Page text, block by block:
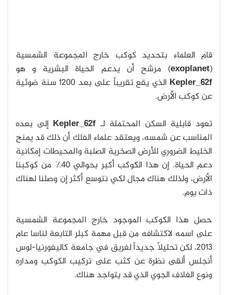
قام العلماء بتحديد كوكب خارج المجموعة الشمسية
(
exoplanet) مرشح أن يدعم الحياة البشرية و هو
Kepler_62f
الذي يقع تقريباً على بعد 1200 سنة ضوئية
عن كوكب الأرض.
تعود قابلية السكن المحتملة لـ Kepler_62f إلى بعده
المناسب عن شمسه، ويعتقد علماء الفلك أن ذلك قد يمنح
الخليط الضروري للأرض الصخرية الصلبة والمحيطات إمكانية
دعم الحياة. إن هذا الكوكب أكبر بحوالي 40٪ من كوكبنا
الأرض، ولذلك هناك مجال لكي نتوسع أكثر إن وصلنا لهناك
ذات يوم.
حصل هذا الكوكب الموجود خارج المجموعة الشمسية
على اسمه لاكتشافه من قبل مهمة كبلر التابعة لناسا عام
2013، لكن تحليلاً جديداً لفريق في جامعة كاليفورنيا-لوس
أنجلس ألقى نظرة عن كثب على تركيب الكوكب ومداره
ونوع الغلاف الجوي الذي قد يتواجد هناك.